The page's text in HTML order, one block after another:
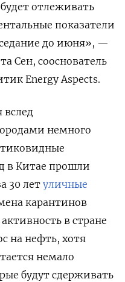
отлеживать
показатели
до июня», —
Сен, сооснователь
Energy Aspects.
немного
в Китае прошли
30 лет уличные
карантинов
в стране
на нефть, хотя
немало
будут сдерживать